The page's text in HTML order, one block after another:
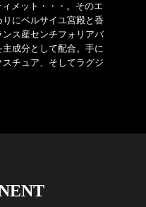
メット・・・。そのエ
にベルサイユ宮殿と香
ス産センチフォリアバ
成分として配合。手に
チュア、そしてラグジ